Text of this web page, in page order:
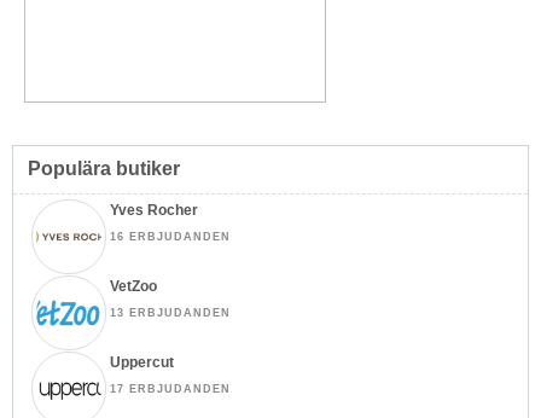
Populära butiker
Yves Rocher
16 ERBJUDANDEN
VetZoo
13 ERBJUDANDEN
Uppercut
17 ERBJUDANDEN